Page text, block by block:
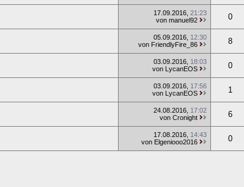
17.09.2016, 21:23
von manuel92
0
05.09.2016, 12:30
von FriendlyFire_86
8
03.09.2016, 18:03
von LycanEOS
0
03.09.2016, 17:56
von LycanEOS
1
24.08.2016, 17:02
von Cronight
6
17.08.2016, 14:43
von Elgeniooo2016
0